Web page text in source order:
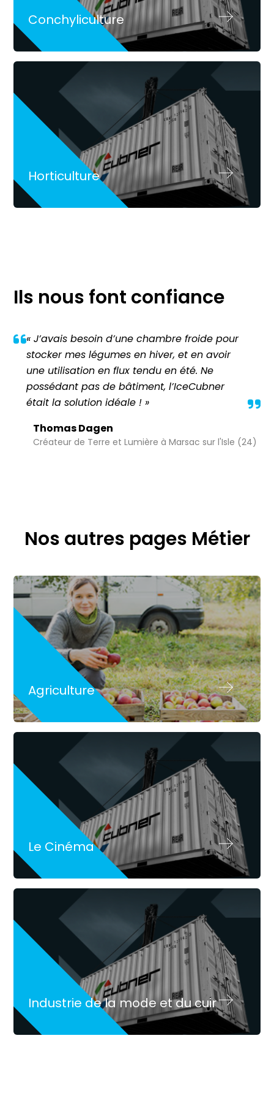
Conchyliculture
Horticulture
Ils nous font confiance
« J’avais besoin d’une chambre froide pour
stocker mes légumes en hiver, et en avoir
une utilisation en flux tendu en été. Ne
possédant pas de bâtiment, l’IceCubner
était la solution idéale ! »
Thomas Dagen
Créateur de Terre et Lumière à Marsac sur l'Isle (24)
Nos autres pages Métier
Agriculture
Le Cinéma
Industrie de la mode et du cuir